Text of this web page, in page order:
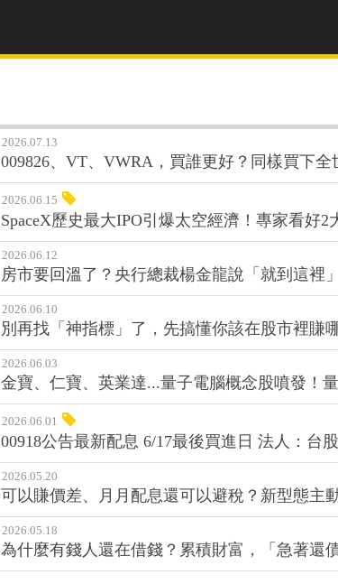
2026.07.13
009826、VT、VWRA，買誰更好？同樣買下
2026.06.15
SpaceX歷史最大IPO引爆太空經濟！專家看好2
2026.06.12
房市要回溫了？央行總裁楊金龍說「就到這裡
2026.06.10
別再找「神指標」了，先搞懂你該在股市裡賺
2026.06.03
金寶、仁寶、英業達...量子電腦概念股噴發！
2026.06.01
00918公告最新配息 6/17最後買進日 法人：台
2026.05.20
可以賺價差、月月配息還可以避稅？新型態主
2026.05.18
為什麼有錢人還在借錢？累積財富，「急著還